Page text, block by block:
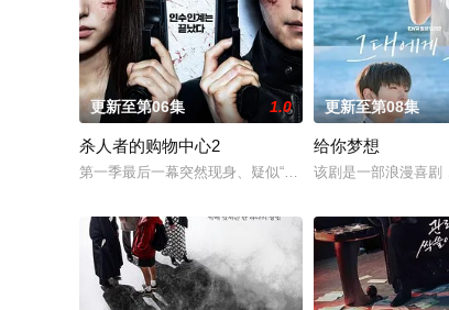
更新至第06集 1.0
杀人者的购物中心2
第一季最后一幕突然现身、疑似“死而复生”的郑进湾（李
更新至第08集
给你梦想
该剧是一部浪漫喜剧